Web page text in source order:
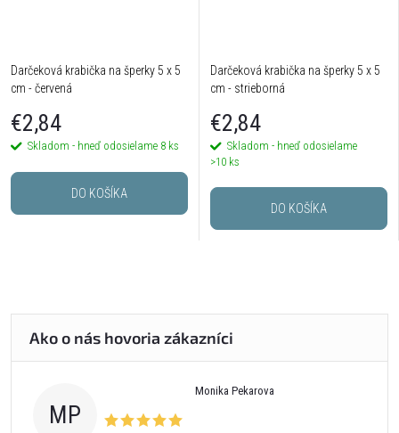
Darčeková krabička na šperky 5 x 5
cm - červená
€2,84
Skladom - hneď odosielame 8 ks
DO KOŠÍKA
Darčeková krabička na šperky 5 x 5
cm - strieborná
€2,84
Skladom - hneď odosielame
>10 ks
DO KOŠÍKA
MP
Monika Pekarova